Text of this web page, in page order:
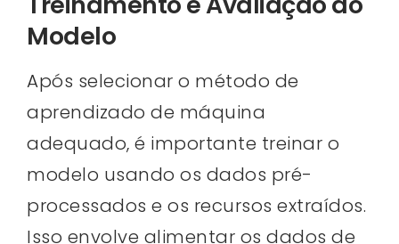
Modelo
Após selecionar o método de
aprendizado de máquina
adequado, é importante treinar o
modelo usando os dados pré-
processados e os recursos extraídos.
Isso envolve alimentar os dados de